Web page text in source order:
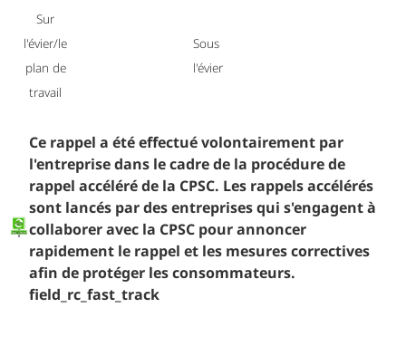
Sur
l'évier/le
plan de
travail
Sous
l'évier
Ce rappel a été effectué volontairement par
l'entreprise dans le cadre de la procédure de
rappel accéléré de la CPSC. Les rappels accélérés
sont lancés par des entreprises qui s'engagent à
collaborer avec la CPSC pour annoncer
rapidement le rappel et les mesures correctives
afin de protéger les consommateurs.
field_rc_fast_track